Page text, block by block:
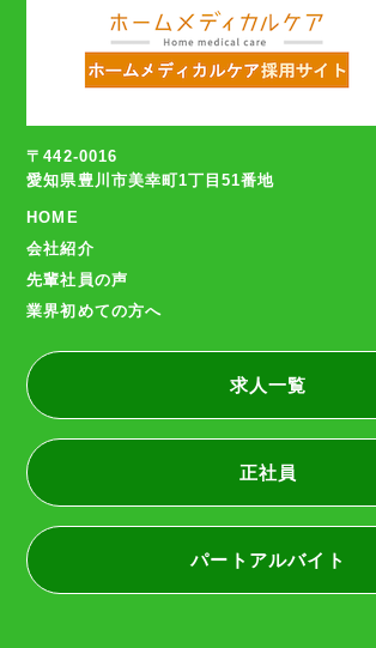
〒442-0016
愛知県豊川市美幸町1丁目51番地
HOME
会社紹介
先輩社員の声
業界初めての方へ
求人一覧
正社員
パートアルバイト